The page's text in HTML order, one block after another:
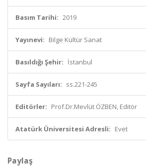
Basım Tarihi: 2019
Yayınevi: Bilge Kültür Sanat
Basıldığı Şehir: İstanbul
Sayfa Sayıları: ss.221-245
Editörler: Prof.Dr.Mevlüt ÖZBEN, Editör
Atatürk Üniversitesi Adresli: Evet
Paylaş